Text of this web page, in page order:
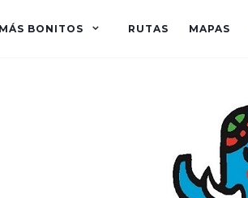
BONITOS RUTAS MAPAS